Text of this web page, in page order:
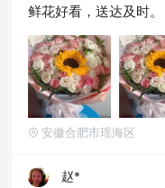
鲜花好看，送达及时。
安徽合肥市瑶海区
赵*